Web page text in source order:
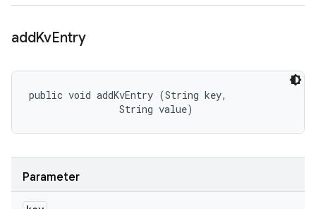
addKvEntry
public void addKvEntry (String key,
                String value)
Parameter